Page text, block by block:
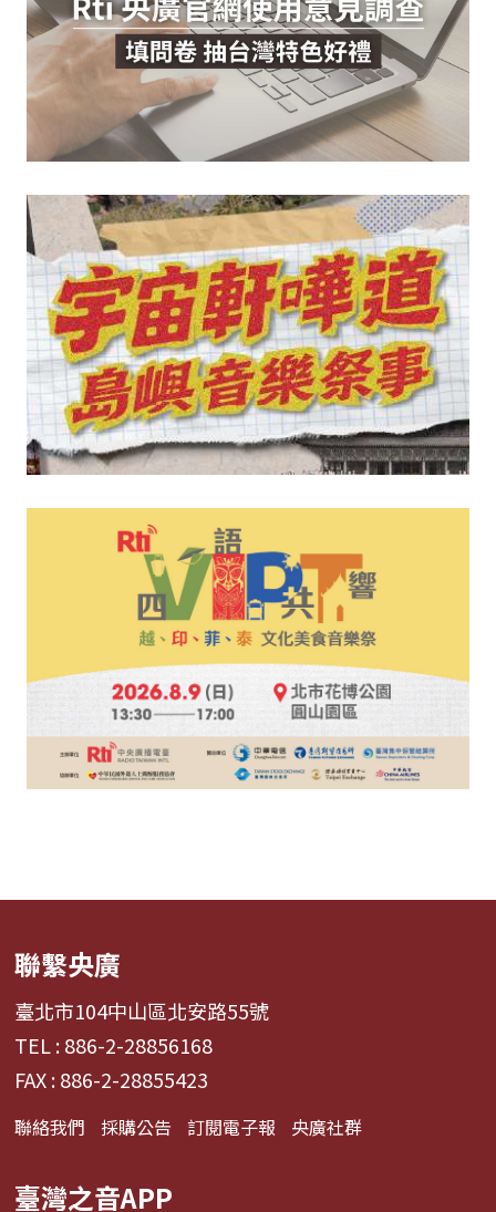
聯繫央廣
臺北市104中山區北安路55號
TEL : 886-2-28856168
FAX : 886-2-28855423
聯絡我們 採購公告 訂閱電子報 央廣社群
臺灣之音APP